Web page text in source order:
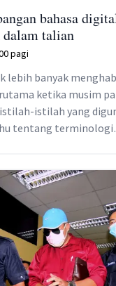
bahasa
talian
pagi
lebih banyak
ketika musim
istilah yang
tentang terminologi